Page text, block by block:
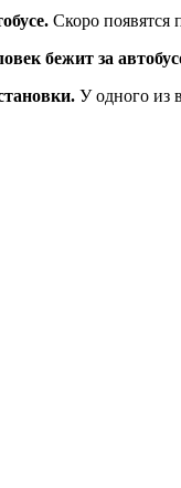
Скоро появятся
бежит за
У одного из